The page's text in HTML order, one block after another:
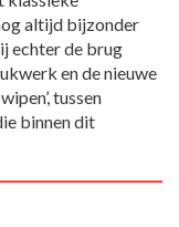
altijd bijzonder
echter de brug
en de nieuwe
tussen
binnen dit